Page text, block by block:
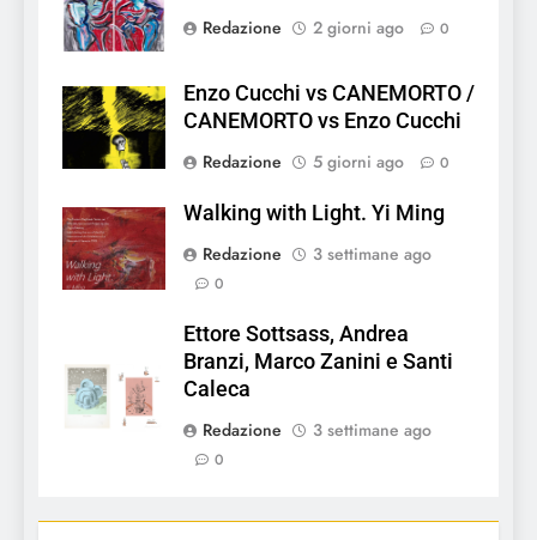
Redazione
2 giorni ago 0
Enzo Cucchi vs CANEMORTO /
CANEMORTO vs Enzo Cucchi
Redazione
5 giorni ago 0
Walking with Light. Yi Ming
Redazione
3 settimane ago
0
Ettore Sottsass, Andrea
Branzi, Marco Zanini e Santi
Caleca
Redazione
3 settimane ago
0